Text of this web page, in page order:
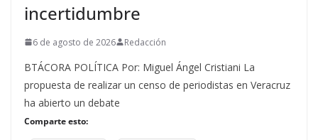
incertidumbre
6 de agosto de 2026 Redacción
BTÁCORA POLÍTICA Por: Miguel Ángel Cristiani La
propuesta de realizar un censo de periodistas en Veracruz
ha abierto un debate
Comparte esto: